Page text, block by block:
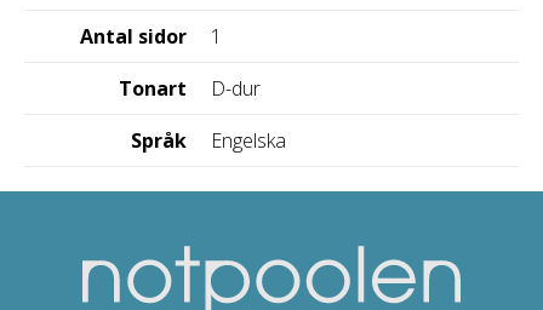
Antal sidor
1
Tonart
D-dur
Språk
Engelska